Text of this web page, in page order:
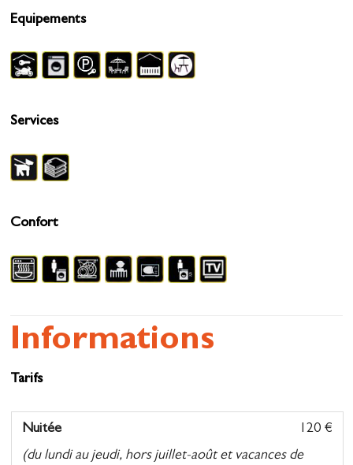
Equipements
Services
Confort
Informations
Tarifs
Nuitée
120 €
(du lundi au jeudi, hors juillet-août et vacances de